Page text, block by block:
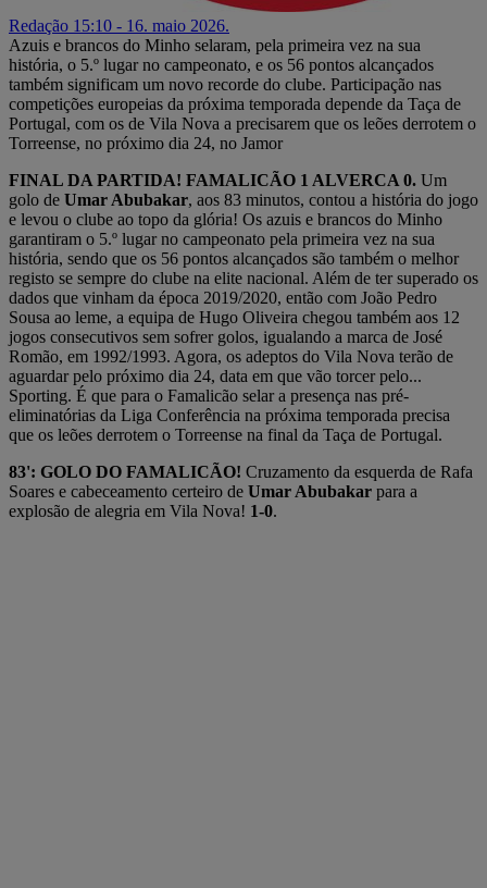
Redação 15:10 - 16. maio 2026.
Azuis e brancos do Minho selaram, pela primeira vez na sua
história, o 5.º lugar no campeonato, e os 56 pontos alcançados
também significam um novo recorde do clube. Participação nas
competições europeias da próxima temporada depende da Taça de
Portugal, com os de Vila Nova a precisarem que os leões derrotem o
Torreense, no próximo dia 24, no Jamor
FINAL DA PARTIDA! FAMALICÃO 1 ALVERCA 0. Um
golo de Umar Abubakar, aos 83 minutos, contou a história do jogo
e levou o clube ao topo da glória! Os azuis e brancos do Minho
garantiram o 5.º lugar no campeonato pela primeira vez na sua
história, sendo que os 56 pontos alcançados são também o melhor
registo se sempre do clube na elite nacional. Além de ter superado os
dados que vinham da época 2019/2020, então com João Pedro
Sousa ao leme, a equipa de Hugo Oliveira chegou também aos 12
jogos consecutivos sem sofrer golos, igualando a marca de José
Romão, em 1992/1993. Agora, os adeptos do Vila Nova terão de
aguardar pelo próximo dia 24, data em que vão torcer pelo...
Sporting. É que para o Famalicão selar a presença nas pré-
eliminatórias da Liga Conferência na próxima temporada precisa
que os leões derrotem o Torreense na final da Taça de Portugal.
83': GOLO DO FAMALICÃO! Cruzamento da esquerda de Rafa
Soares e cabeceamento certeiro de Umar Abubakar para a
explosão de alegria em Vila Nova! 1-0.